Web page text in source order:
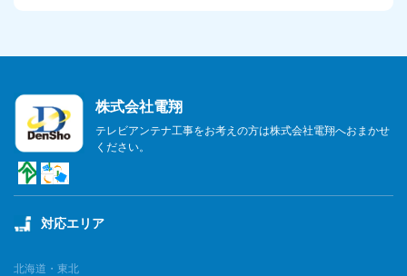
株式会社電翔
テレビアンテナ工事をお考えの方は株式会社電翔へおまかせ
ください。
対応エリア
北海道・東北